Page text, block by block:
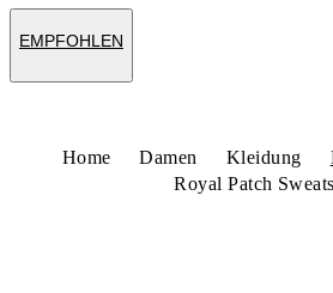
EMPFOHLEN
Home Damen Kleidung
Royal Patch